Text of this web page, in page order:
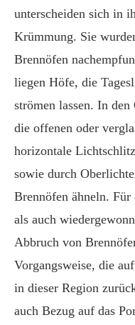
unterscheiden sich in
Krümmung. Sie
Brennöfen
liegen Höfe, die
strömen lassen. In
die offenen oder
horizontale
sowie durch
Brennöfen ähneln.
als auch
Abbruch von
Vorgangsweise, die
in dieser Region
auch Bezug auf das